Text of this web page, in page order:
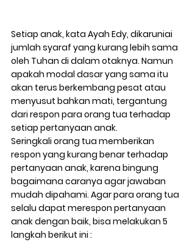
Setiap anak, kata Ayah Edy, dikaruniai
jumlah syaraf yang kurang lebih sama
oleh Tuhan di dalam otaknya. Namun
apakah modal dasar yang sama itu
akan terus berkembang pesat atau
menyusut bahkan mati, tergantung
dari respon para orang tua terhadap
setiap pertanyaan anak.
Seringkali orang tua memberikan
respon yang kurang benar terhadap
pertanyaan anak, karena bingung
bagaimana caranya agar jawaban
mudah dipahami. Agar para orang tua
selalu dapat merespon pertanyaan
anak dengan baik, bisa melakukan 5
langkah berikut ini :